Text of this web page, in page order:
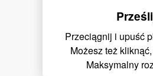
Przeciągnij i upuść
Możesz też
Maksymalny